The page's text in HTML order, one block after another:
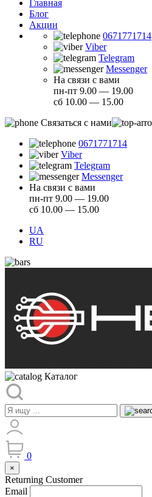
Главная
Блог
Акции
0671771714
Viber
Telegram
Messenger
На связи с вами
пн-пт 9.00 — 19.00
сб 10.00 — 15.00
Связаться с нами
0671771714
Viber
Telegram
Messenger
На связи с вами
пн-пт 9.00 — 19.00
сб 10.00 — 15.00
UA
RU
Каталог
0
×
Returning Customer
Email